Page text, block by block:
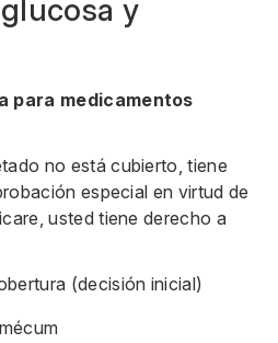
y
para medicamentos
no está cubierto, tiene
especial en virtud de
usted tiene derecho a
(decisión inicial)